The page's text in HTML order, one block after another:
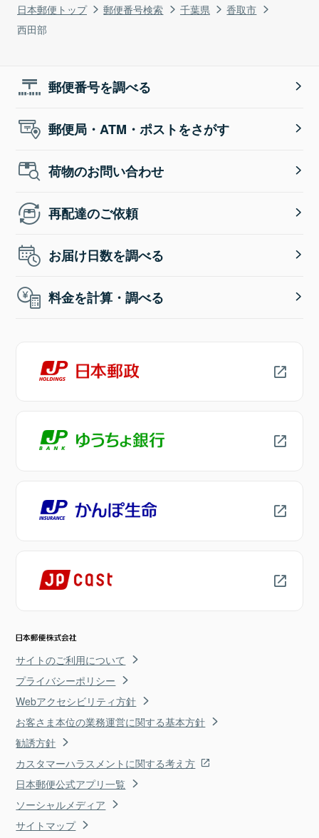
日本郵便トップ 郵便番号検索 千葉県
香取市
西田部
郵便番号を調べる
郵便局・ATM・ポストをさがす
荷物のお問い合わせ
再配達のご依頼
お届け日数を調べる
料金を計算・調べる
サイトのご利用について
プライバシーポリシー
Webアクセシビリティ方針
お客さま本位の業務運営に関する基本方針
勧誘方針
カスタマーハラスメントに関する考え方
日本郵便公式アプリ一覧
ソーシャルメディア
サイトマップ